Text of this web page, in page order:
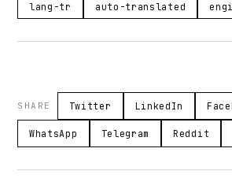
lang-tr auto-translated
SHARE Twitter LinkedIn
WhatsApp Telegram Reddit